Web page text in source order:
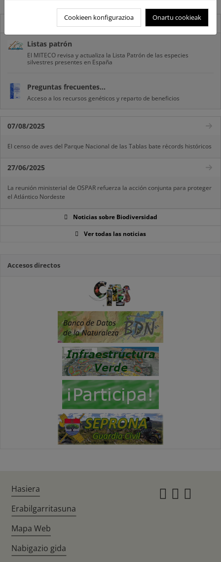
Listas patrón
El MITECO revisa y actualiza la Lista Patrón de las especies
silvestres presentes en España
Preguntas frecuentes...
Acceso a los recursos genéticos y reparto de beneficios
07/08/2025
El censo de aves del Parque Nacional de las Tablas bate récords históricos
27/06/2025
La reunión ministerial de OSPAR refuerza la acción conjunta para proteger
el Atlántico Nordeste
Noticias sobre Biodiversidad
Ver todas las noticias
Accesos directos
Cookieen konfigurazioa Onartu cookieak
Hasiera
Erabilgarritasuna
Mapa Web
Nabigazio gida